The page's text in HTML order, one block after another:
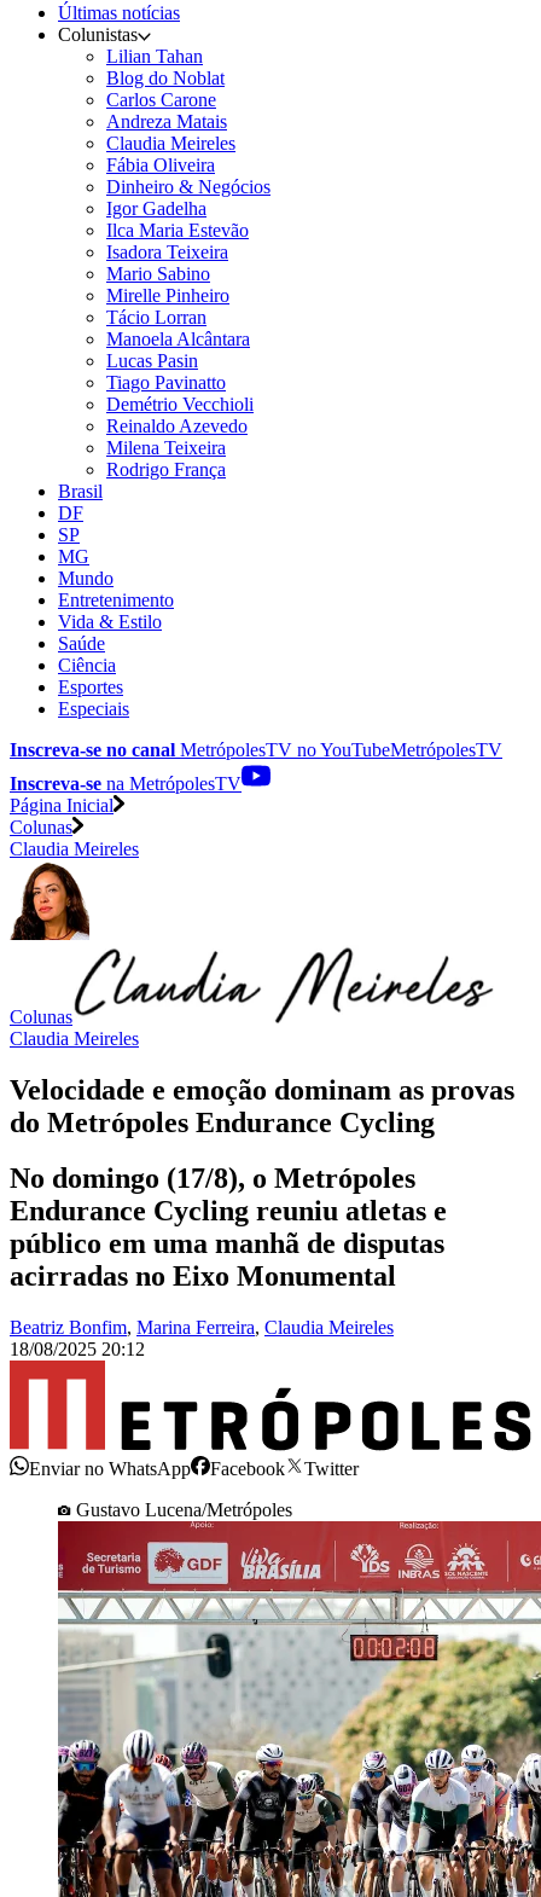
Últimas notícias
Colunistas
Lilian Tahan
Blog do Noblat
Carlos Carone
Andreza Matais
Claudia Meireles
Fábia Oliveira
Dinheiro & Negócios
Igor Gadelha
Ilca Maria Estevão
Isadora Teixeira
Mario Sabino
Mirelle Pinheiro
Tácio Lorran
Manoela Alcântara
Lucas Pasin
Tiago Pavinatto
Demétrio Vecchioli
Reinaldo Azevedo
Milena Teixeira
Rodrigo França
Brasil
DF
SP
MG
Mundo
Entretenimento
Vida & Estilo
Saúde
Ciência
Esportes
Especiais
Inscreva-se no canal MetrópolesTV noYouTubeMetrópolesTV
Inscreva-se na MetrópolesTV
Página Inicial
Colunas
Claudia Meireles
Colunas
Claudia Meireles
Velocidade e emoção dominam as provas
do Metrópoles Endurance Cycling
No domingo (17/8), o Metrópoles
Endurance Cycling reuniu atletas e
público em uma manhã de disputas
acirradas no Eixo Monumental
Beatriz Bonfim, Marina Ferreira, Claudia Meireles
18/08/2025 20:12
Enviar no WhatsApp Facebook
Twitter
Gustavo Lucena/Metrópoles